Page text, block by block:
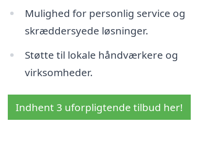
Mulighed for personlig service og
skræddersyede løsninger.
Støtte til lokale håndværkere og
virksomheder.
Indhent 3 uforpligtende tilbud her!